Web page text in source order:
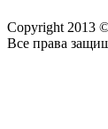
Copyright 2013
Все права